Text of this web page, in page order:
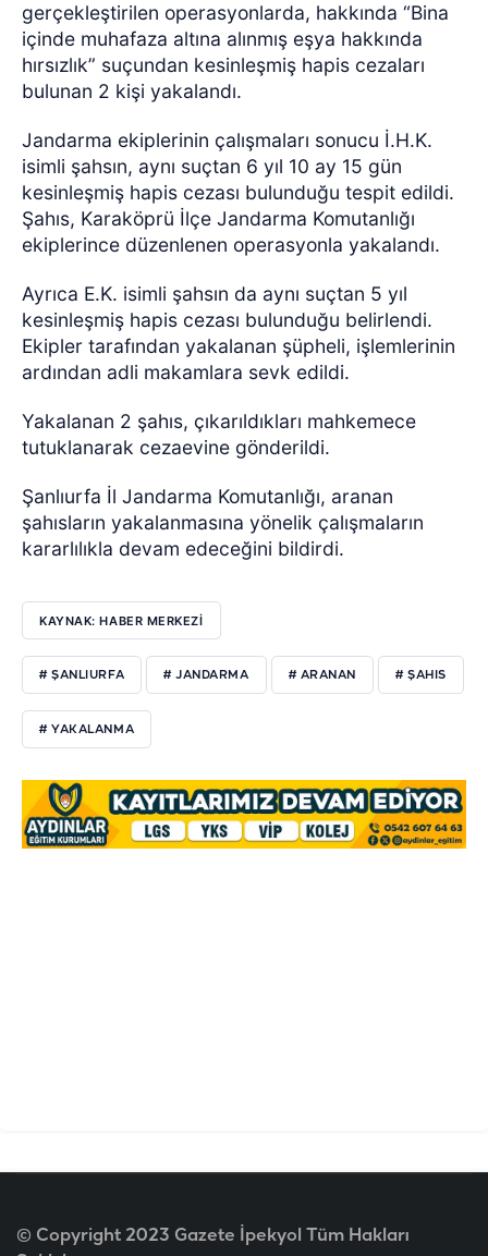
gerçekleştirilen operasyonlarda, hakkında “Bina
içinde muhafaza altına alınmış eşya hakkında
hırsızlık” suçundan kesinleşmiş hapis cezaları
bulunan 2 kişi yakalandı.
Jandarma ekiplerinin çalışmaları sonucu İ.H.K.
isimli şahsın, aynı suçtan 6 yıl 10 ay 15 gün
kesinleşmiş hapis cezası bulunduğu tespit edildi.
Şahıs, Karaköprü İlçe Jandarma Komutanlığı
ekiplerince düzenlenen operasyonla yakalandı.
Ayrıca E.K. isimli şahsın da aynı suçtan 5 yıl
kesinleşmiş hapis cezası bulunduğu belirlendi.
Ekipler tarafından yakalanan şüpheli, işlemlerinin
ardından adli makamlara sevk edildi.
Yakalanan 2 şahıs, çıkarıldıkları mahkemece
tutuklanarak cezaevine gönderildi.
Şanlıurfa İl Jandarma Komutanlığı, aranan
şahısların yakalanmasına yönelik çalışmaların
kararlılıkla devam edeceğini bildirdi.
KAYNAK: HABER MERKEZİ
# ŞANLIURFA # JANDARMA # ARANAN # ŞAHIS
# YAKALANMA
© Copyright 2023 Gazete İpekyol Tüm Hakları